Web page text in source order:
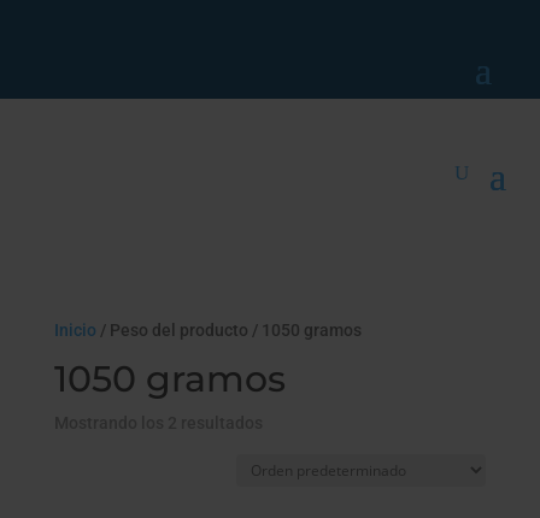
Inicio / Peso del producto / 1050 gramos
1050 gramos